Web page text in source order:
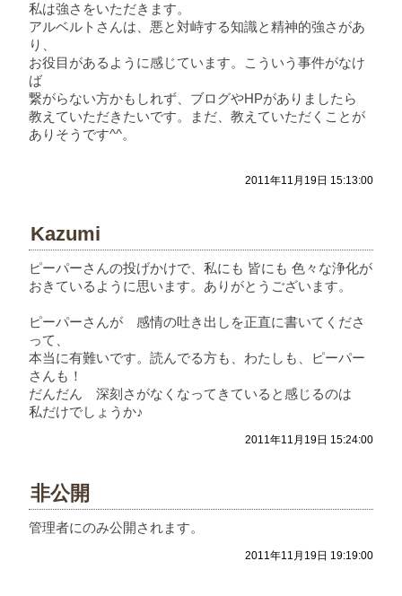
私は強さをいただきます。
アルベルトさんは、悪と対峙する知識と精神的強さがあ
り、
お役目があるように感じています。こういう事件がなけ
ば
繋がらない方かもしれず、ブログやHPがありましたら
教えていただきたいです。まだ、教えていただくことが
ありそうです^^。
2011年11月19日 15:13:00
Kazumi
ピーパーさんの投げかけで、私にも 皆にも 色々な浄化が
おきているように思います。ありがとうございます。
ピーパーさんが 感情の吐き出しを正直に書いてくださ
って、
本当に有難いです。読んでる方も、わたしも、ピーパー
さんも！
だんだん 深刻さがなくなってきていると感じるのは
私だけでしょうか♪
2011年11月19日 15:24:00
非公開
管理者にのみ公開されます。
2011年11月19日 19:19:00